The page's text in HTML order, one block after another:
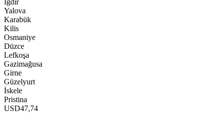
Iğdır
Yalova
Karabük
Kilis
Osmaniye
Düzce
Lefkoşa
Gazimağusa
Girne
Güzelyurt
İskele
Pristina
USD47,74